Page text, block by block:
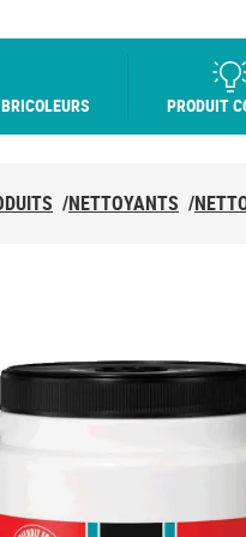
PRODUIT
/NETTOYANTS /